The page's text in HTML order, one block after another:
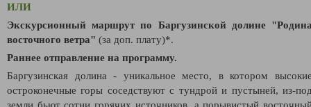
ИЛИ
Экскурсионный маршрут по Баргузинской долине
восточного ветра" (за доп. плату)*.
Раннее отправление на программу.
Баргузинская долина - уникальное место, в котором
остроконечные горы соседствуют с тундрой и пустыней, из-
земли бьют сотни горячих источников, а порывистый